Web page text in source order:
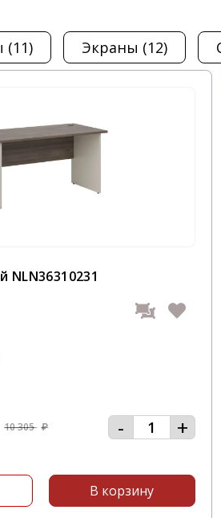
(11) экраны (12)
10 305 ₽ - +
В корзину